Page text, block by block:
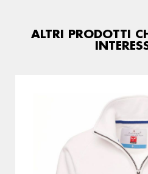
ALTRI PRODOTTI